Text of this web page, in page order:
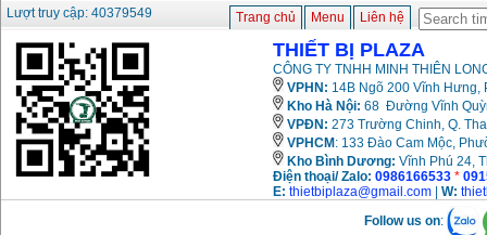
Bộ máy khoan 100
13RE (650W)
Giá: 2200000
Máy khoan Bosch
GSB 16RE (750W)
Giá: 1850000
Lượt truy cập: 40379549
Trang chủ Menu Liên hệ
THIẾT BỊ PLAZA
CÔNG TY TNHH MINH THIÊN
VPHN: 14B Ngõ 200 Vĩnh Hưng,
Kho Hà Nội: 68 Đường Vĩnh
VPĐN: 273 Trường Chinh, Q.
VPHCM : 133 Đào Cam Mộc,
Kho Bình Dương: Vĩnh Phú 24,
Điện thoại/ Zalo: 0986166533 *
E: thietbiplaza@gmail.com W:
Follow us on: